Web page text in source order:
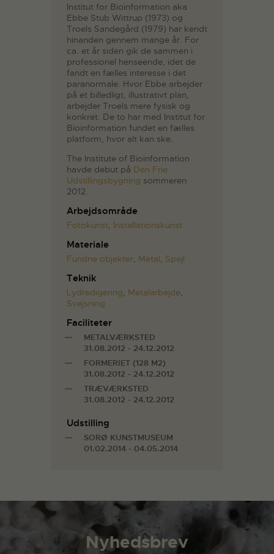
Institut for Bioinformation aka
Ebbe Stub Wittrup (1973) og
Troels Sandegård (1979) har kendt
hinanden gennem mange år. For
ca. et år siden gik de sammen i
professionel henseende, idet de
fandt en fælles interesse i det
paranormale. Hvor Ebbe arbejder
på et billedligt, illustrativt plan,
arbejder Troels mere fysisk og
konkret. De to har med Institut for
Bioinformation fundet en fælles
platform, hvor alt kan ske.
The Institute of Bioinformation
havde debut på Den Frie
Udstillingsbygning sommeren
2012.
Arbejdsområde
Fotokunst, Installationskunst
Materiale
Fundne objekter, Metal, Spejl
Teknik
Lydredigering, Metalarbejde,
Svejsning
Faciliteter
METALVÆRKSTED
31.08.2012 - 24.12.2012
FORMERIET (128 M2)
31.08.2012 - 24.12.2012
TRÆVÆRKSTED
31.08.2012 - 24.12.2012
Udstilling
SORØ KUNSTMUSEUM
01.02.2014 - 04.05.2014
Nyhedsbrev